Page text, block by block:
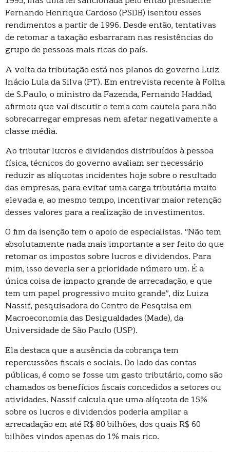
Fernando Henrique Cardoso (PSDB) isentou esses
rendimentos a partir de 1996. Desde então, tentativas
de retomar a taxação esbarraram nas resistências do
grupo de pessoas mais ricas do país.
A volta da tributação está nos planos do governo Luiz
Inácio Lula da Silva (PT). Em entrevista recente à Folha
de S.Paulo, o ministro da Fazenda, Fernando Haddad,
afirmou que vai discutir o tema com cautela para não
sobrecarregar empresas nem afetar negativamente a
classe média.
Ao tributar lucros e dividendos distribuídos à pessoa
física, técnicos do governo avaliam ser necessário
reduzir as alíquotas incidentes hoje sobre o resultado
das empresas, para evitar uma carga tributária muito
elevada e, ao mesmo tempo, incentivar maior retenção
desses valores para a realização de investimentos.
O fim da isenção tem o apoio de especialistas. “Não tem
absolutamente nada mais importante a ser feito do que
retomar os impostos sobre lucros e dividendos. Para
mim, isso deveria ser a prioridade número um. É a
única coisa de impacto grande de arrecadação, e que
tem um papel progressivo muito grande”, diz Luiza
Nassif, pesquisadora do Centro de Pesquisa em
Macroeconomia das Desigualdades (Made), da
Universidade de São Paulo (USP).
Ela destaca que a ausência da cobrança tem
repercussões fiscais e sociais. Do lado das contas
públicas, é como se fosse um gasto tributário, como são
chamados os benefícios fiscais concedidos a setores ou
atividades. Nassif calcula que uma alíquota de 15%
sobre os lucros e dividendos poderia ampliar a
arrecadação em até R$ 80 bilhões, dos quais R$ 60
bilhões vindos apenas do 1% mais rico.